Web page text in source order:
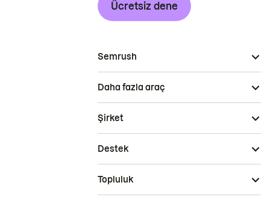
Ücretsiz dene
Semrush
Daha fazla araç
Şirket
Destek
Topluluk